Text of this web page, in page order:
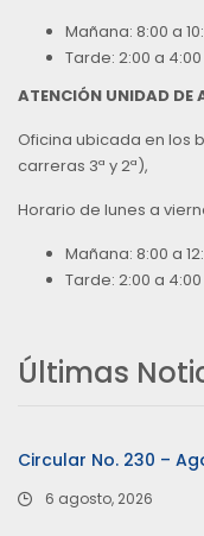
Mañana: 8:00 a
Tarde: 2:00 a
ATENCIÓN UNIDAD DE
Oficina ubicada en los
carreras 3ª y 2ª),
Horario de lunes a
Mañana: 8:00 a
Tarde: 2:00 a
Últimas
Circular No. 230 –
6 agosto, 2026